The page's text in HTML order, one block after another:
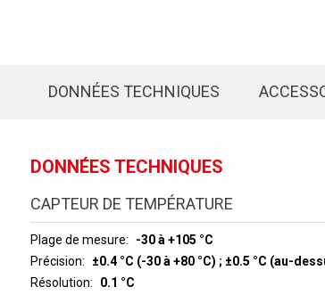
DONNÉES TECHNIQUES
DONNÉES TECHNIQUES
CAPTEUR DE TEMPÉRATURE
Plage de mesure
-30 à +105 °C
Précision
±0.4 °C (-30 à +80 °C) ; ±0.5 °C (au-
Résolution
0.1 °C